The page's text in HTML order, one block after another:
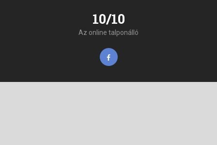
10/10
Az online talponálló